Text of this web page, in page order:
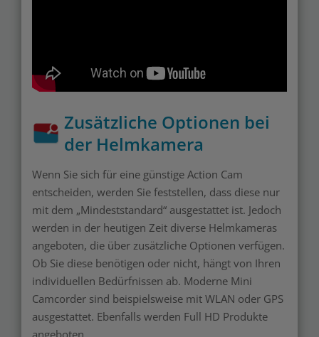
Zusätzliche Optionen bei
der Helmkamera
Wenn Sie sich für eine günstige Action Cam
entscheiden, werden Sie feststellen, dass diese nur
mit dem „Mindeststandard“ ausgestattet ist. Jedoch
werden in der heutigen Zeit diverse Helmkameras
angeboten, die über zusätzliche Optionen verfügen.
Ob Sie diese benötigen oder nicht, hängt von Ihren
individuellen Bedürfnissen ab. Moderne Mini
Camcorder sind beispielsweise mit WLAN oder GPS
ausgestattet. Ebenfalls werden Full HD Produkte